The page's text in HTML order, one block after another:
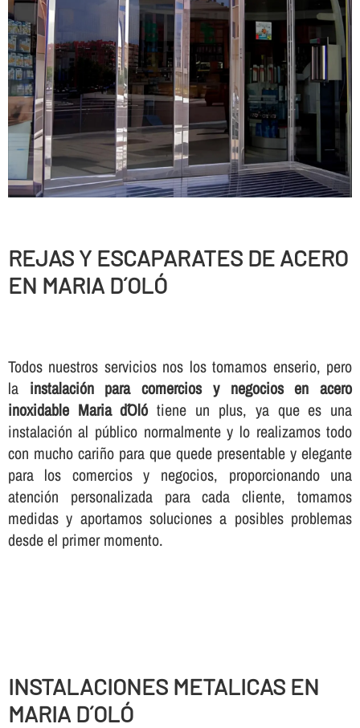
REJAS Y ESCAPARATES DE ACERO
EN MARIA D´OLÓ
Todos nuestros servicios nos los tomamos enserio, pero
la instalación para comercios y negocios en acero
inoxidable Maria d´Oló tiene un plus, ya que es una
instalación al público normalmente y lo realizamos todo
con mucho cariño para que quede presentable y elegante
para los comercios y negocios, proporcionando una
atención personalizada para cada cliente, tomamos
medidas y aportamos soluciones a posibles problemas
desde el primer momento.
INSTALACIONES METALICAS EN
MARIA D´OLÓ